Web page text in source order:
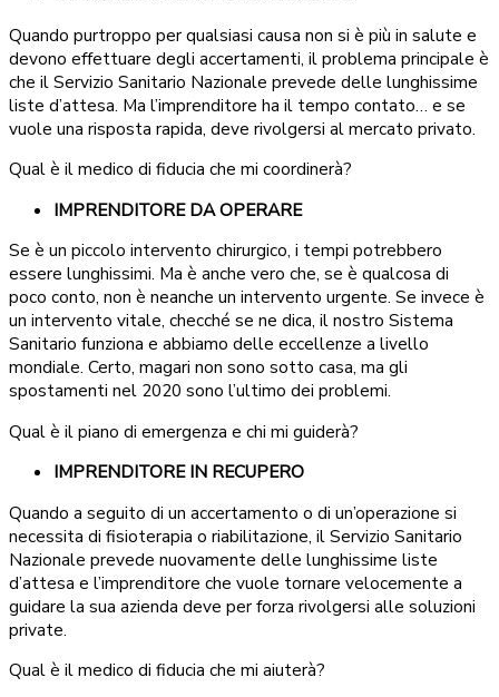
Quando purtroppo per qualsiasi causa non si è più in salute e
devono effettuare degli accertamenti, il problema principale è
che il Servizio Sanitario Nazionale prevede delle lunghissime
liste d’attesa. Ma l’imprenditore ha il tempo contato… e se
vuole una risposta rapida, deve rivolgersi al mercato privato.
Qual è il medico di fiducia che mi coordinerà?
IMPRENDITORE DA OPERARE
Se è un piccolo intervento chirurgico, i tempi potrebbero
essere lunghissimi. Ma è anche vero che, se è qualcosa di
poco conto, non è neanche un intervento urgente. Se invece è
un intervento vitale, checché se ne dica, il nostro Sistema
Sanitario funziona e abbiamo delle eccellenze a livello
mondiale. Certo, magari non sono sotto casa, ma gli
spostamenti nel 2020 sono l’ultimo dei problemi.
Qual è il piano di emergenza e chi mi guiderà?
IMPRENDITORE IN RECUPERO
Quando a seguito di un accertamento o di un’operazione si
necessita di fisioterapia o riabilitazione, il Servizio Sanitario
Nazionale prevede nuovamente delle lunghissime liste
d’attesa e l’imprenditore che vuole tornare velocemente a
guidare la sua azienda deve per forza rivolgersi alle soluzioni
private.
Qual è il medico di fiducia che mi aiuterà?